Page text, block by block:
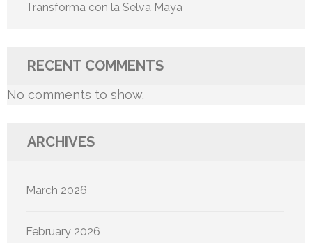
Transforma con la Selva Maya
RECENT COMMENTS
No comments to show.
ARCHIVES
March 2026
February 2026